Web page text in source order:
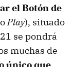
el Botón de
Play), situado
se pondrá
muchas de
único que